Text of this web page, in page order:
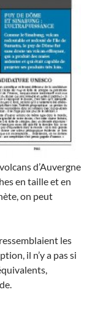
d’Auvergne
en taille et en
on peut
les
il n’y a pas si